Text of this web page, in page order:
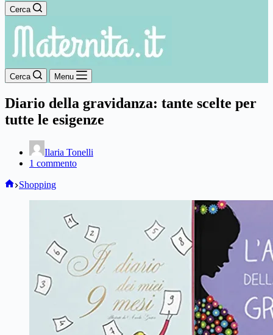
Cerca
Cerca Menu
Diario della gravidanza: tante scelte per
tutte le esigenze
Ilaria Tonelli
1 commento
Home
Shopping